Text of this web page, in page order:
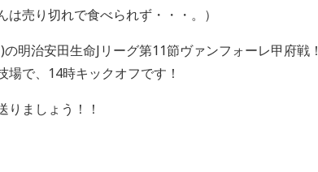
は売り切れで食べられず・・・。）
明治安田生命Jリーグ第11節ヴァンフォーレ甲府戦！
場で、14時キックオフです！
りましょう！！